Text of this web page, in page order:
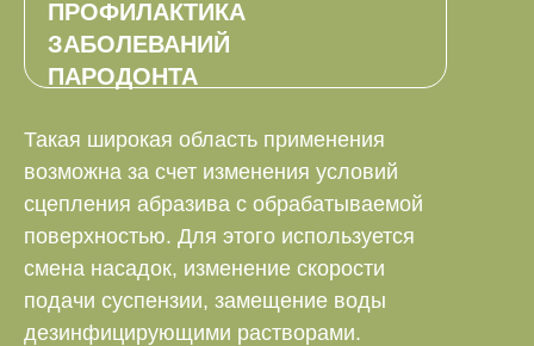
Такая широкая область применения
возможна за счет изменения условий
сцепления абразива с обрабатываемой
поверхностью. Для этого используется
смена насадок, изменение скорости
подачи суспензии, замещение воды
дезинфицирующими растворами.
ПРОФИЛАКТИКА
ЗАБОЛЕВАНИЙ
ПАРОДОНТА